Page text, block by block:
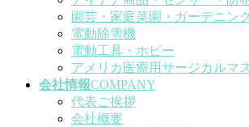
園芸・家庭菜園・ガーデニン
電動除雪機
電動工具・ホビー
アメリカ医療用サージカルマ
会社情報COMPANY
代表ご挨拶
会社概要